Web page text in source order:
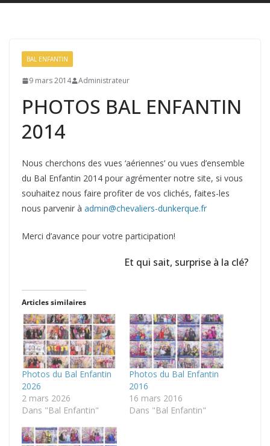
BAL ENFANTIN
9 mars 2014 Administrateur
PHOTOS BAL ENFANTIN
2014
Nous cherchons des vues ‘aériennes’ ou vues d’ensemble
du Bal Enfantin 2014 pour agrémenter notre site, si vous
souhaitez nous faire profiter de vos clichés, faites-les
nous parvenir à admin@chevaliers-dunkerque.fr
Merci d’avance pour votre participation!
Et qui sait, surprise à la clé?
Articles similaires
Photos du Bal Enfantin
2026
2 mars 2026
Dans "Bal Enfantin"
Photos du Bal Enfantin
2016
16 mars 2016
Dans "Bal Enfantin"